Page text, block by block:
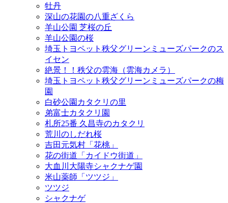
牡丹
深山の花園の八重ざくら
羊山公園 芝桜の丘
羊山公園の桜
埼玉トヨペット秩父グリーンミューズパークのス
イセン
絶景！！秩父の雲海（雲海カメラ）
埼玉トヨペット秩父グリーンミューズパークの梅
園
白砂公園カタクリの里
弟富士カタクリ園
札所25番 久昌寺のカタクリ
荒川のしだれ桜
吉田元気村「花桃」
花の街道「カイドウ街道」
大血川大陽寺シャクナゲ園
米山薬師「ツツジ」
ツツジ
シャクナゲ